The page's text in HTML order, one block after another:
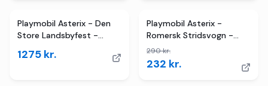
Playmobil Asterix - Den
Store Landsbyfest -
1275 kr.
4butikker
Playmobil Asterix -
Romersk Stridsvogn -
71543 - 31 Dele
290kr.
232 kr.